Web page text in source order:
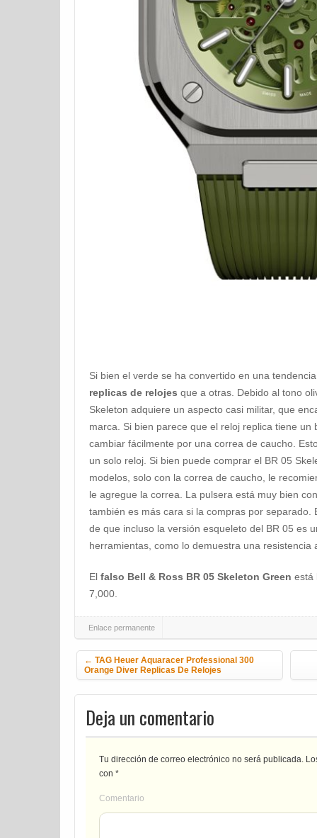
Si bien el verde se ha convertido en una
replicas de relojes que a otras. Debido al tono
Skeleton adquiere un aspecto casi militar, que
marca. Si bien parece que el reloj replica tiene
cambiar fácilmente por una correa de caucho.
un solo reloj. Si bien puede comprar el BR 05
modelos, solo con la correa de caucho, le
le agregue la correa. La pulsera está muy bien
también es más cara si la compras por separado.
de que incluso la versión esqueleto del BR 05 es
herramientas, como lo demuestra una resistencia
El falso Bell & Ross BR 05 Skeleton Green está
7,000.
Enlace permanente
Navegación de la entrada
← TAG Heuer Aquaracer Professional 300
Orange Diver Replicas De Relojes
Deja un comentario
Tu dirección de correo electrónico no será publicada.
con *
Comentario